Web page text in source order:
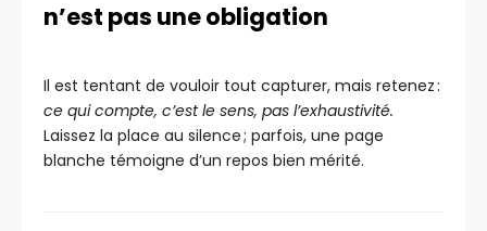
n’est pas une obligation
Il est tentant de vouloir tout capturer, mais retenez :
ce qui compte, c’est le sens, pas l’exhaustivité.
Laissez la place au silence ; parfois, une page
blanche témoigne d’un repos bien mérité.